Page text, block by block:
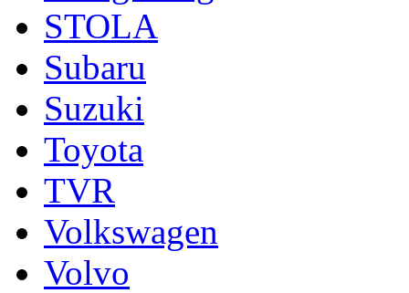
STOLA
Subaru
Suzuki
Toyota
TVR
Volkswagen
Volvo